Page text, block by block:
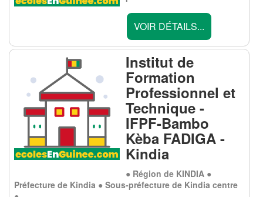
VOIR DÉTAILS...
Institut de
Formation
Professionnel et
Technique -
IFPF-Bambo
Kèba FADIGA -
Kindia
● Région de KINDIA ●
Préfecture de Kindia ● Sous-préfecture de Kindia centre